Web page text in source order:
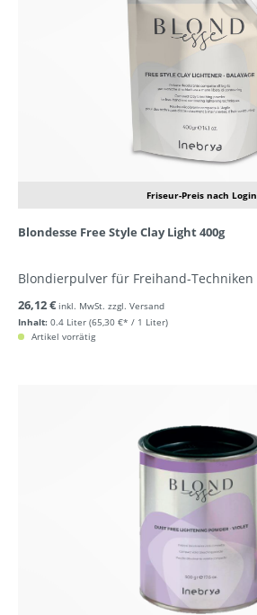
Friseur-Preis nach Login
Blondesse Free Style Clay Light 400g
Blondierpulver für Freihand-Techniken
Inhalt: 0.4 Liter (65,30 €* / 1 Liter)
26,12 € inkl. MwSt. zzgl. Versand
Artikel vorrätig